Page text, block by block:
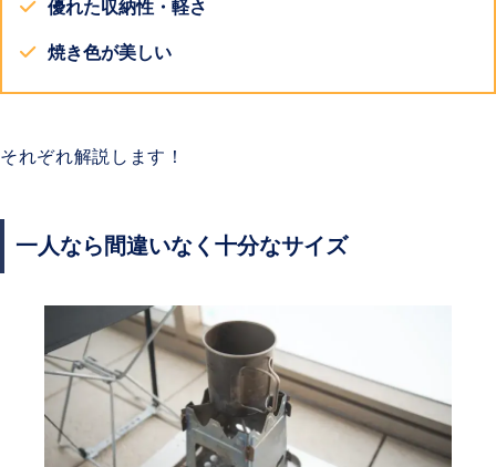
優れた収納性・軽さ
焼き色が美しい
それぞれ解説します！
一人なら間違いなく十分なサイズ